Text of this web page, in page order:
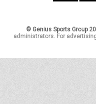
© Genius Sports Group
administrators. For